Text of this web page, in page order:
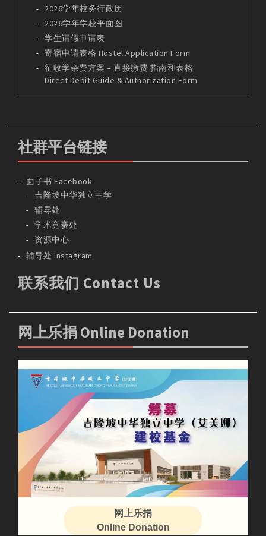
2026学年校务行政历
2026学年学校平面图
学生请假申请表
寄宿申请表格 Hostel Application Form
征收学杂费方案 – 直接缴费 指南和表格
Direct Debit Guide & Authorization Form
社群平台链接
面子书 Facebook
吉隆坡中华独立中学
辅导处
学术竞赛处
资源中心
辅导处 Instagram
联系我们 Contact Us
网上乐捐 Online Donation
网上乐捐
Online Donation